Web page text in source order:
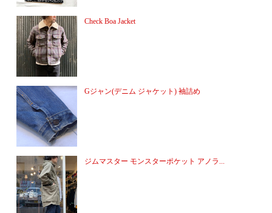
Check Boa Jacket
Gジャン(デニム ジャケット) 袖詰め
ジムマスター モンスターポケット アノラ...